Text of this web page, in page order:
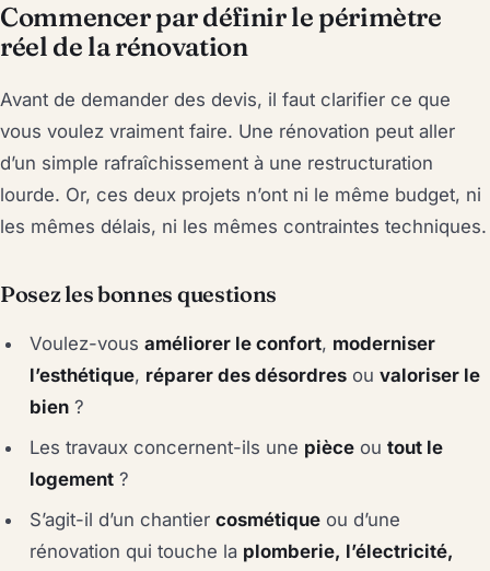
Commencer par définir le périmètre
réel de la rénovation
Avant de demander des devis, il faut clarifier ce que
vous voulez vraiment faire. Une rénovation peut aller
d’un simple rafraîchissement à une restructuration
lourde. Or, ces deux projets n’ont ni le même budget, ni
les mêmes délais, ni les mêmes contraintes techniques.
Posez les bonnes questions
Voulez-vousaméliorer le confort, moderniser
l’esthétique, réparer des désordres ouvaloriser le
bien ?
Les travaux concernent-ils une pièce outout le
logement ?
S’agit-il d’un chantiercosmétique ou d’une
rénovation qui touche la plomberie, l’électricité,